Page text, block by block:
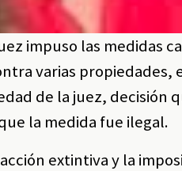
impuso las medidas
varias propiedades,
de la juez, decisión
la medida fue ilegal.
extintiva y la